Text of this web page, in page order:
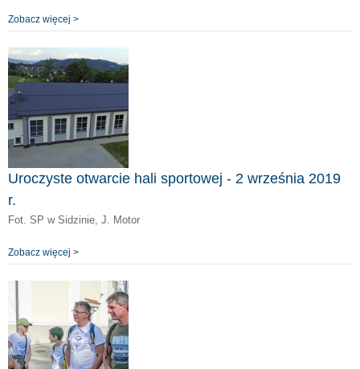
Zobacz więcej >
Uroczyste otwarcie hali sportowej - 2 września 2019
r.
Fot. SP w Sidzinie, J. Motor
Zobacz więcej >